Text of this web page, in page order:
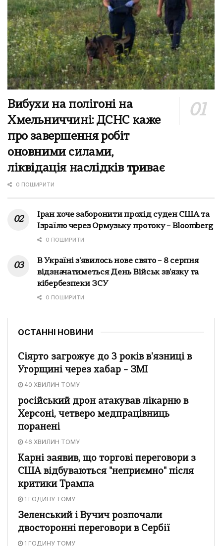
Вибухи на полігоні на
Хмельниччині: ДСНС каже
про завершення робіт
оновними силами,
ліквідація наслідків триває
0 ПОШИРИТИ
Іран хоче заборонити прохід суден США та
Ізраїлю через Ормузьку протоку – Bloomberg
0 ПОШИРИТИ
В Україні з'явилось нове свято – 8 серпня
відзначатиметься День Військ зв'язку та
кібербезпеки ЗСУ
0 ПОШИРИТИ
ОСТАННІ НОВИНИ
Сіярто загрожує до 3 років в'язниці в
Угорщині через хабар – ЗМІ
40 ХВИЛИН ТОМУ
російський дрон атакував лікарню в
Херсоні, четверо медпрацівниць
поранені
46 ХВИЛИН ТОМУ
Карні заявив, що торгові переговори з
США відбуваються "неприємно" після
критики Трампа
1 ГОДИНУ ТОМУ
Зеленський і Вучич розпочали
двосторонні переговори в Сербії
1 ГОДИНУ ТОМУ